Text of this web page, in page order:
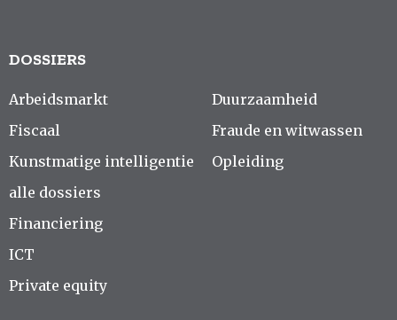
DOSSIERS
Arbeidsmarkt
Fiscaal
Kunstmatige intelligentie
alle dossiers
Duurzaamheid
Fraude en witwassen
Opleiding
Financiering
ICT
Private equity